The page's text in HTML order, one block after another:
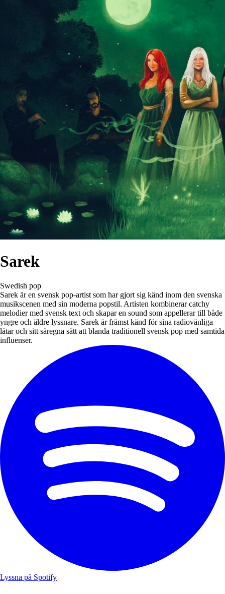
Sarek
Swedish pop
Sarek är en svensk pop-artist som har gjort sig känd inom den svenska
musikscenen med sin moderna popstil. Artisten kombinerar catchy
melodier med svensk text och skapar en sound som appellerar till både
yngre och äldre lyssnare. Sarek är främst känd för sina radiovänliga
låtar och sitt säregna sätt att blanda traditionell svensk pop med samtida
influenser.
Lyssna på Spotify